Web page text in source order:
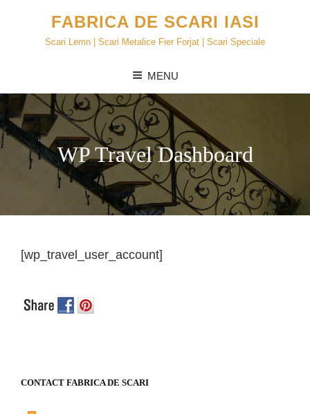
FABRICA DE SCARI IASI
Scari Lemn | Scari Metalice Fier Forjat | Scari Speciale
MENU
WP Travel Dashboard
[wp_travel_user_account]
CONTACT FABRICA DE SCARI